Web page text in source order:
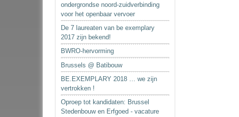
ondergrondse noord-zuidverbinding
voor het openbaar vervoer
De 7 laureaten van be exemplary
2017 zijn bekend!
BWRO-hervorming
Brussels @ Batibouw
BE.EXEMPLARY 2018 … we zijn
vertrokken !
Oproep tot kandidaten: Brussel
Stedenbouw en Erfgoed - vacature